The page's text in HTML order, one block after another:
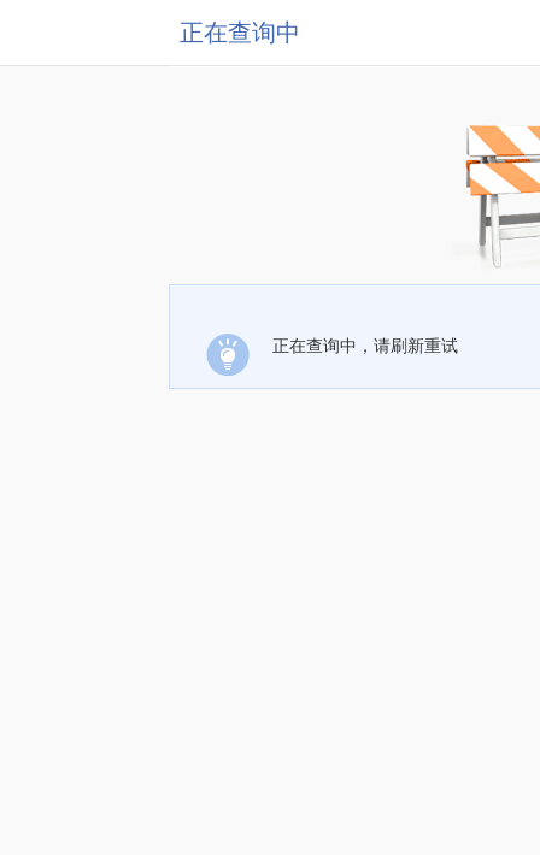
正在查询中
正在查询中，请刷新重试